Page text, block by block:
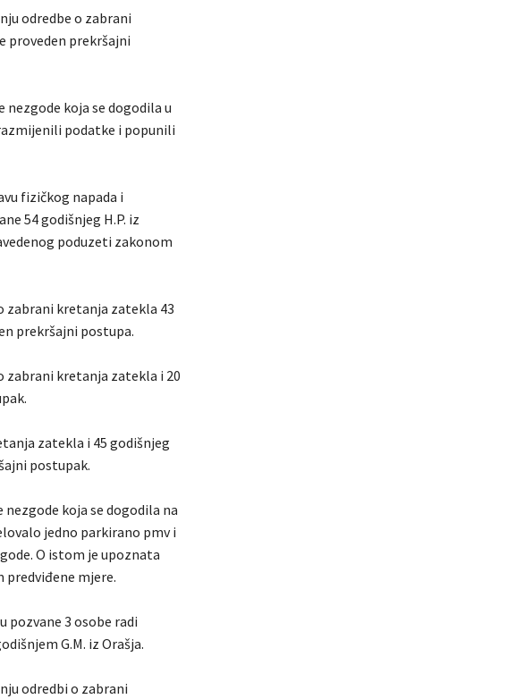
odredbe o zabrani
proveden prekršajni
koja se dogodila u
podatke i popunili
fizičkog napada i
54 godišnjeg H.P. iz
poduzeti zakonom
zabrani kretanja zatekla 43
prekršajni postupa.
zabrani kretanja zatekla i 20
zatekla i 45 godišnjeg
postupak.
koja se dogodila na
jedno parkirano pmv i
O istom je upoznata
mjere.
pozvane 3 osobe radi
G.M. iz Orašja.
odredbi o zabrani